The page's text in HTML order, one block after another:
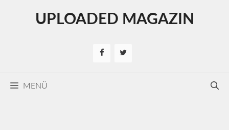
UPLOADED MAGAZIN
MENÜ